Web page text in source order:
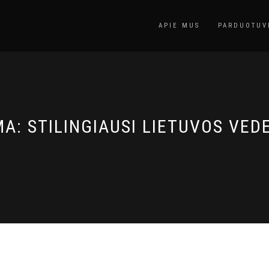
APIE MUS
STILINGIAUSI LIETUVOS